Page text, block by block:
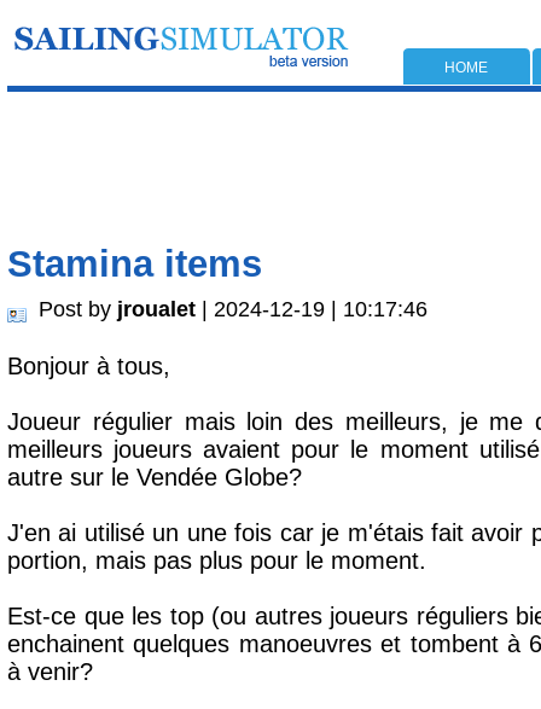
HOME
Stamina items
Post by jroualet | 2024-12-19 | 10:17:46
Bonjour à tous,
Joueur régulier mais loin des meilleurs, je me
meilleurs joueurs avaient pour le moment
autre sur le Vendée Globe?
J'en ai utilisé un une fois car je m'étais fait avoir
portion, mais pas plus pour le moment.
Est-ce que les top (ou autres joueurs réguliers
enchainent quelques manoeuvres et tombent à
à venir?